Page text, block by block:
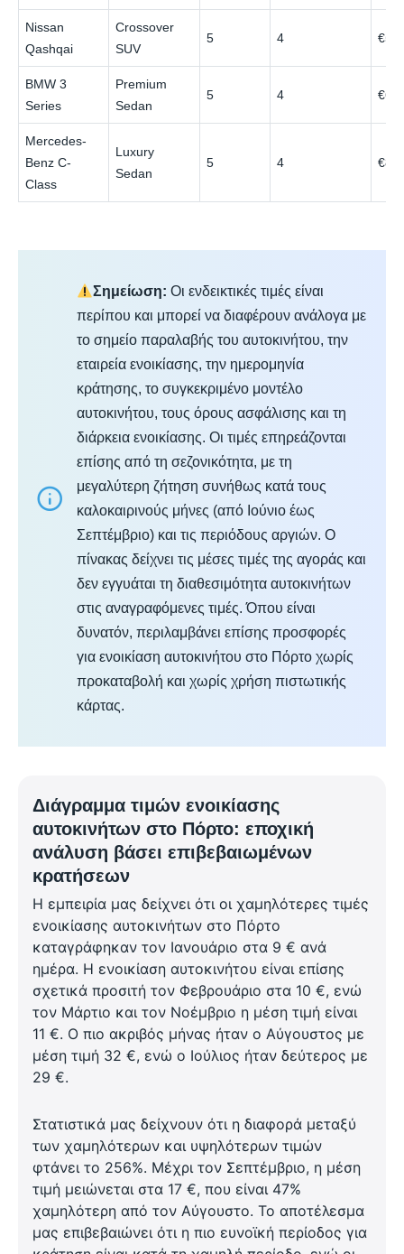
Nissan
Qashqai
Crossover
SUV
5 4 €52
BMW 3
Series
Premium
Sedan
5 4 €65
Mercedes-
Benz C-
Class
Luxury
Sedan
5 4 €80
Σημείωση: Οι ενδεικτικές τιμές είναι
περίπου και μπορεί να διαφέρουν ανάλογα με
το σημείο παραλαβής του αυτοκινήτου, την
εταιρεία ενοικίασης, την ημερομηνία
κράτησης, το συγκεκριμένο μοντέλο
αυτοκινήτου, τους όρους ασφάλισης και τη
διάρκεια ενοικίασης. Οι τιμές επηρεάζονται
επίσης από τη σεζονικότητα, με τη
μεγαλύτερη ζήτηση συνήθως κατά τους
καλοκαιρινούς μήνες (από Ιούνιο έως
Σεπτέμβριο) και τις περιόδους αργιών. Ο
πίνακας δείχνει τις μέσες τιμές της αγοράς και
δεν εγγυάται τη διαθεσιμότητα αυτοκινήτων
στις αναγραφόμενες τιμές. Όπου είναι
δυνατόν, περιλαμβάνει επίσης προσφορές
για ενοικίαση αυτοκινήτου στο Πόρτο χωρίς
προκαταβολή και χωρίς χρήση πιστωτικής
κάρτας.
Διάγραμμα τιμών ενοικίασης
αυτοκινήτων στο Πόρτο: εποχική
ανάλυση βάσει επιβεβαιωμένων
κρατήσεων
Η εμπειρία μας δείχνει ότι οι χαμηλότερες τιμές
ενοικίασης αυτοκινήτων στο Πόρτο
καταγράφηκαν τον Ιανουάριο στα 9 € ανά
ημέρα. Η ενοικίαση αυτοκινήτου είναι επίσης
σχετικά προσιτή τον Φεβρουάριο στα 10 €, ενώ
τον Μάρτιο και τον Νοέμβριο η μέση τιμή είναι
11 €. Ο πιο ακριβός μήνας ήταν ο Αύγουστος με
μέση τιμή 32 €, ενώ ο Ιούλιος ήταν δεύτερος με
29 €.
Στατιστικά μας δείχνουν ότι η διαφορά μεταξύ
των χαμηλότερων και υψηλότερων τιμών
φτάνει το 256%. Μέχρι τον Σεπτέμβριο, η μέση
τιμή μειώνεται στα 17 €, που είναι 47%
χαμηλότερη από τον Αύγουστο. Το αποτέλεσμα
μας επιβεβαιώνει ότι η πιο ευνοϊκή περίοδος για